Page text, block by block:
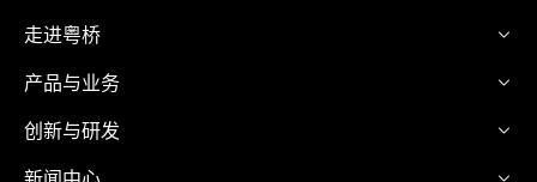
走进粤桥
产品与业务
创新与研发